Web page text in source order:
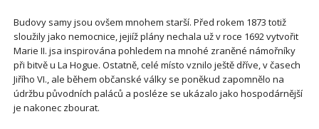
Budovy samy jsou ovšem mnohem starší. Před rokem 1873 totiž
sloužily jako nemocnice, jejiíž plány nechala už v roce 1692 vytvořit
Marie II. jsa inspirována pohledem na mnohé zraněné námořníky
při bitvě u La Hogue. Ostatně, celé místo vznilo ještě dříve, v časech
Jiřího VI., ale během občanské války se poněkud zapomnělo na
údržbu původních paláců a posléze se ukázalo jako hospodárnější
je nakonec zbourat.